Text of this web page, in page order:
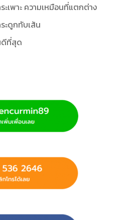
เพาะ ความเหมือนที่แตกต่าง
ะดูกทับเส้น
ดีที่สุด